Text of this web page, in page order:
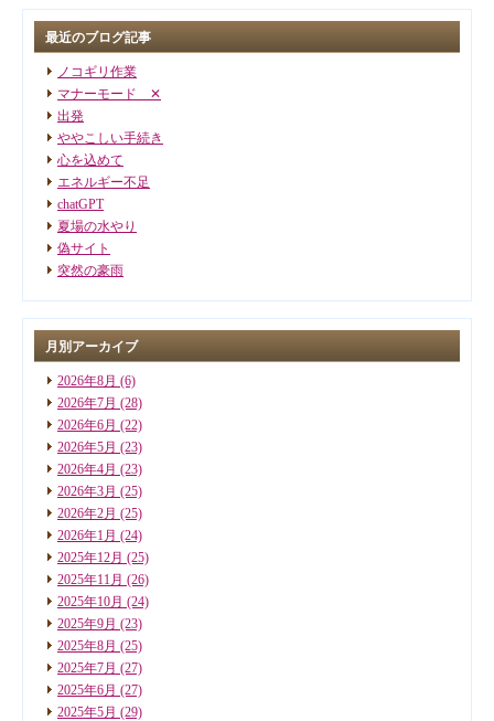
最近のブログ記事
ノコギリ作業
マナーモード ✕
出発
ややこしい手続き
心を込めて
エネルギー不足
chatGPT
夏場の水やり
偽サイト
突然の豪雨
月別アーカイブ
2026年8月 (6)
2026年7月 (28)
2026年6月 (22)
2026年5月 (23)
2026年4月 (23)
2026年3月 (25)
2026年2月 (25)
2026年1月 (24)
2025年12月 (25)
2025年11月 (26)
2025年10月 (24)
2025年9月 (23)
2025年8月 (25)
2025年7月 (27)
2025年6月 (27)
2025年5月 (29)